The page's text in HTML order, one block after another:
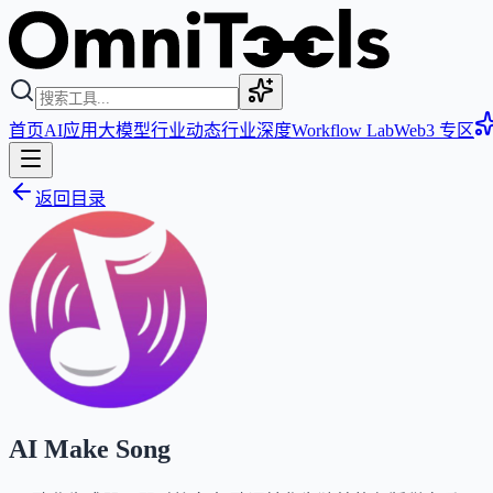
首页AI应用 大模型行业动态行业深度Workflow LabWeb3 专区
返回目录
AI Make Song